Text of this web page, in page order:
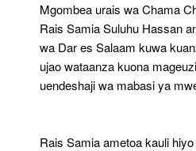
Mgombea urais wa Chama
Rais Samia Suluhu Hassan
wa Dar es Salaam kuwa
ujao wataanza kuona
uendeshaji wa mabasi ya
Rais Samia ametoa kauli